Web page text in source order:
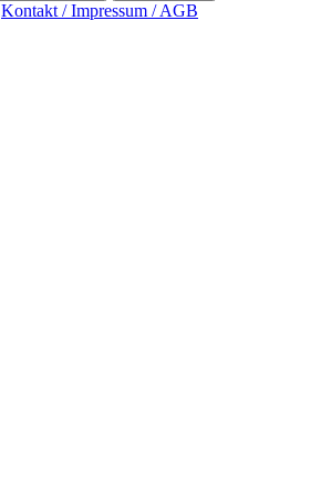
Kontakt / Impressum / AGB